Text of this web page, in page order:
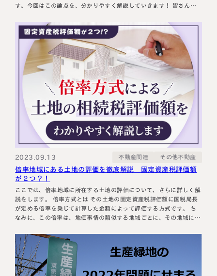
東京事務所
〒107-0062
東京都港区南青山一丁目2番6号
ラティス青山スクエア2階
Access 大阪事務所
〒530-0017
大阪府大阪市北区角田町8番47号
阪急グランドビル20階
Access
名古屋事務所 大宮事務所
す。今回はこの論点を、分かりやすく解説していきます！ 皆さんこ
は、不動産の売買契約中に相続が発生した場合の、相続税評価額の考
え方につ…
2023.09.13 不動産関連 その他不動産
倍率地域にある土地の評価を徹底解説 固定資産税評価額
が２つ？！
ここでは、倍率地域に所在する土地の評価について、さらに詳しく解
説をします。 倍率方式とは その土地の固定資産税評価額に国税局長
が定める倍率を乗じて計算した金額によって評価する方式です。 ち
なみに、この倍率は、地価事情の類似する地域ごとに、その地域にあ
や精通者意見価格等を基に、その地域の実情に即した評価額となるよ
うに国税局長が…